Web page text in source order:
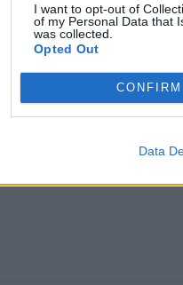
I want to opt-out of
of my Personal Data that
was collected.
Opted Out
CONFIRM
Data